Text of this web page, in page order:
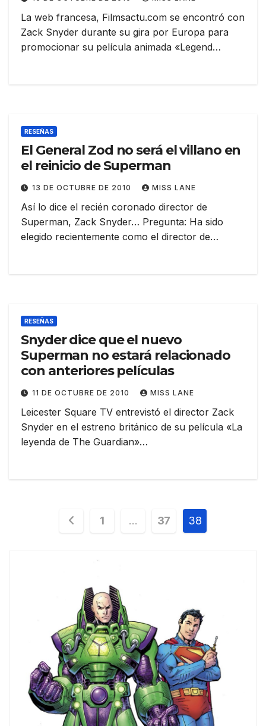
La web francesa, Filmsactu.com se encontró con
Zack Snyder durante su gira por Europa para
promocionar su película animada «Legend…
RESEÑAS
El General Zod no será el villano en
el reinicio de Superman
13 DE OCTUBRE DE 2010 MISS LANE
Así lo dice el recién coronado director de
Superman, Zack Snyder… Pregunta: Ha sido
elegido recientemente como el director de…
RESEÑAS
Snyder dice que el nuevo
Superman no estará relacionado
con anteriores películas
11 DE OCTUBRE DE 2010 MISS LANE
Leicester Square TV entrevistó el director Zack
Snyder en el estreno británico de su película «La
leyenda de The Guardian»…
Paginación
1 … 37 38